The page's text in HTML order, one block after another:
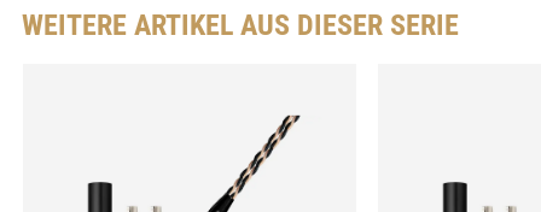
WEITERE ARTIKEL AUS DIESER SERIE